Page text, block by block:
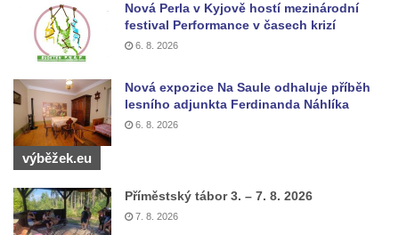
Památník Otokara Mokrého v parku Na
Sadech v Českých Budějovicích
Poslední dochovaný tramvajový sloup na
Pražské třídě v Českých Budějovicích
Socha Civilizovaní na Husově třídě v
Českých Budějovicích
Socha svatého Jana Nepomuckého Na
Budějovicích
Nová Perla v Kyjově hostí mezinárodní
festival Performance v časech krizí
6. 8. 2026
Nová expozice Na Saule odhaluje příběh
lesního adjunkta Ferdinanda Náhlíka
6. 8. 2026
výběžek.eu
Příměstský tábor 3. – 7. 8. 2026
7. 8. 2026